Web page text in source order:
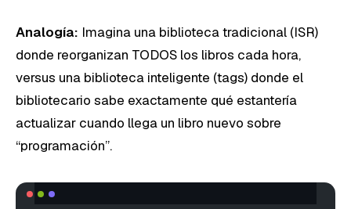
Analogía: Imagina una biblioteca tradicional (ISR)
donde reorganizan TODOS los libros cada hora,
versus una biblioteca inteligente (tags) donde el
bibliotecario sabe exactamente qué estantería
actualizar cuando llega un libro nuevo sobre
“programación”.